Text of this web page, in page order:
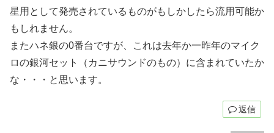
星用として発売されているものがもしかしたら流用可能か
もしれません。
またハネ銀の0番台ですが、これは去年か一昨年のマイク
ロの銀河セット（カニサウンドのもの）に含まれていたか
な・・・と思います。
返信